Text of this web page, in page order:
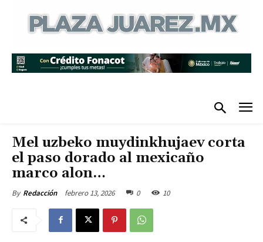
Mel uzbeko muydinkhujaev corta
el paso dorado al mexicaño
marco alon…
By Redacción febrero 13, 2026 0 10